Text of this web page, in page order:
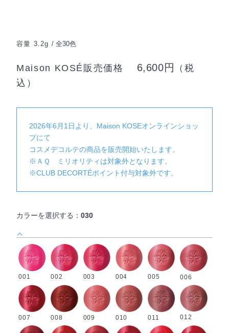
容量 3.2g 全30色
Maison KOSÉ販売価格 6,600円
（税
込）
2026年6月1日より、Maison KOSEオンラインショッ
プにて
コスメデコルテの商品を販売開始いたします。
※ＡＱ ミリオリティは対象外となります。
※CLUB DECORTÉポイント付与対象外です。
カラーを選択する：030
001 002 003 004 005 006
007 008 009 010 011 012